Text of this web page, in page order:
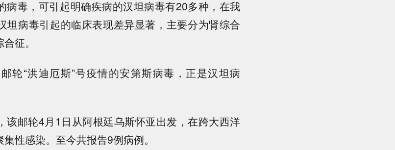
病毒，可引起明确疾病的汉坦病毒有20多种，在我
坦病毒引起的临床表现差异显著，主要分为肾综合
征。
轮“洪迪厄斯”号疫情的安第斯病毒，正是汉坦病
该邮轮4月1日从阿根廷乌斯怀亚出发，在跨大西洋
性感染。至今共报告9例病例。